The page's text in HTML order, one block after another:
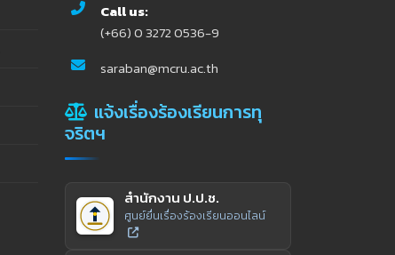
Call us:
(+66) 0 3272 0536-9
saraban@mcru.ac.th
แจ้งเรื่องร้องเรียนการทุ
จริตฯ
สำนักงาน ป.ป.ช.
ศูนย์ยื่นเรื่องร้องเรียนออนไลน์